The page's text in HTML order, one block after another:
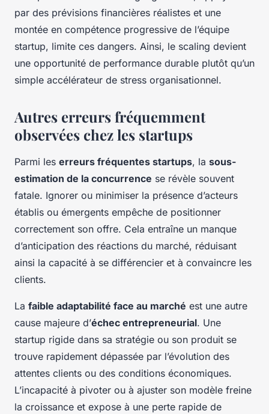
par des prévisions financières réalistes et une
montée en compétence progressive de l’équipe
startup, limite ces dangers. Ainsi, le scaling devient
une opportunité de performance durable plutôt qu’un
simple accélérateur de stress organisationnel.
Autres erreurs fréquemment
observées chez les startups
Parmi les erreurs fréquentes startups, la sous-
estimation de la concurrence se révèle souvent
fatale. Ignorer ou minimiser la présence d’acteurs
établis ou émergents empêche de positionner
correctement son offre. Cela entraîne un manque
d’anticipation des réactions du marché, réduisant
ainsi la capacité à se différencier et à convaincre les
clients.
La faible adaptabilité face au marché est une autre
cause majeure d’échec entrepreneurial. Une
startup rigide dans sa stratégie ou son produit se
trouve rapidement dépassée par l’évolution des
attentes clients ou des conditions économiques.
L’incapacité à pivoter ou à ajuster son modèle freine
la croissance et expose à une perte rapide de